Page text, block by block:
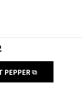
PEPPER